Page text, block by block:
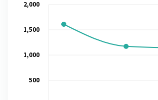
500
1,000
1,500
2,000